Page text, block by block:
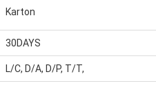
Karton
30DAYS
L/C, D/A, D/P, T/T,